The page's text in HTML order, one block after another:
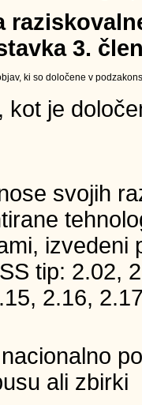
3.
ki so določene v
kot je
svojih
izvedeni
tip: 2.02,
2.16,
ali zbirki